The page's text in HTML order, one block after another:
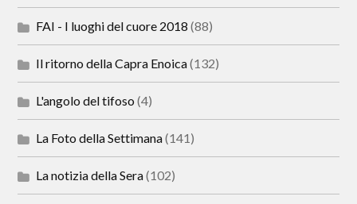
FAI - I luoghi del cuore 2018 (88)
Il ritorno della Capra Enoica(132)
L'angolo del tifoso (4)
La Foto della Settimana(141)
La notizia della Sera(102)